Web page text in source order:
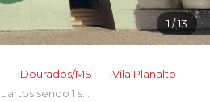
1 / 13
Dourados/MS
Vila Planalto